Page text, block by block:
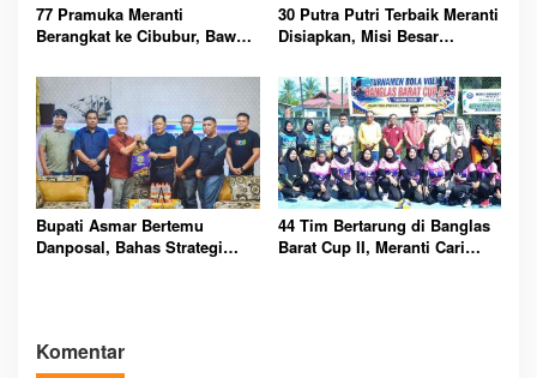
77 Pramuka Meranti
Berangkat ke Cibubur, Bawa
30 Putra Putri Terbaik Meranti
Disiapkan, Misi Besar
Bupati Asmar Bertemu
Danposal, Bahas Strategi
44 Tim Bertarung di Banglas
Barat Cup II, Meranti Cari
Komentar